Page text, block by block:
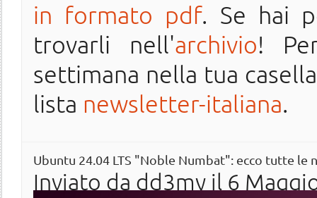
in formato pdf. Se hai
trovarli nell'archivio!
settimana nella tua
lista newsletter-italiana.
Ubuntu 24.04 LTS "Noble Numbat": ecco tutte le
Inviato da dd3my il 6